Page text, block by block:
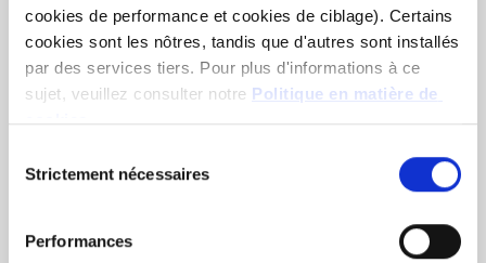
cookies de performance et cookies de ciblage). Certains
cookies sont les nôtres, tandis que d'autres sont installés
par des services tiers. Pour plus d'informations à ce
sujet, veuillez consulter notre Politique en matière de
cookies.
qui ne sont pas indispensables au fonctionnement du site
web. Votre consentement signifie que des cookies
peuvent être installés et que nous, en tant que
responsable du traitement, pouvons traiter vos données à
duStrictement nécessaires
Performances
Le fil est produit dans le plus grand respect du bien-être
animal et dans le respect de la responsabilité sociale.
Notre filature respecte des normes éthiques, techniques
et environnementales, créant ainsi des fils exempts de
Les fibres de soie sont récoltées à partir des cocons